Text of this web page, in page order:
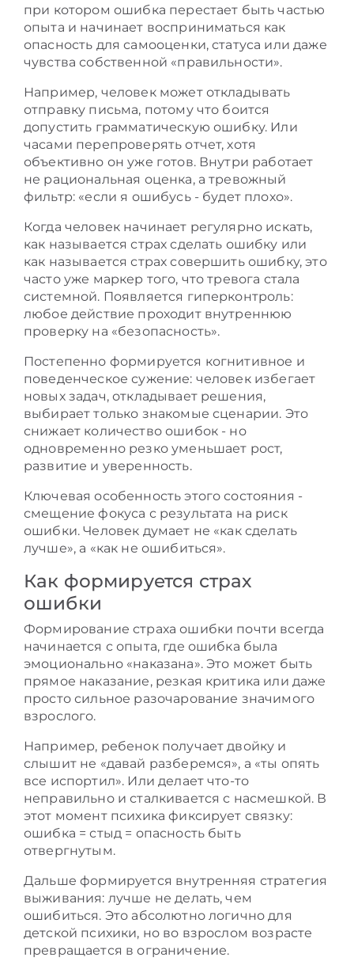
при котором ошибка перестает быть частью
опыта и начинает восприниматься как
опасность для самооценки, статуса или даже
чувства собственной «правильности».
Например, человек может откладывать
отправку письма, потому что боится
допустить грамматическую ошибку. Или
часами перепроверять отчет, хотя
объективно он уже готов. Внутри работает
не рациональная оценка, а тревожный
фильтр: «если я ошибусь - будет плохо».
Когда человек начинает регулярно искать,
как называется страх сделать ошибку или
как называется страх совершить ошибку, это
часто уже маркер того, что тревога стала
системной. Появляется гиперконтроль:
любое действие проходит внутреннюю
проверку на «безопасность».
Постепенно формируется когнитивное и
поведенческое сужение: человек избегает
новых задач, откладывает решения,
выбирает только знакомые сценарии. Это
снижает количество ошибок - но
одновременно резко уменьшает рост,
развитие и уверенность.
Ключевая особенность этого состояния -
смещение фокуса с результата на риск
ошибки. Человек думает не «как сделать
лучше», а «как не ошибиться».
Как формируется страх
ошибки
Формирование страха ошибки почти всегда
начинается с опыта, где ошибка была
эмоционально «наказана». Это может быть
прямое наказание, резкая критика или даже
просто сильное разочарование значимого
взрослого.
Например, ребенок получает двойку и
слышит не «давай разберемся», а «ты опять
все испортил». Или делает что-то
неправильно и сталкивается с насмешкой. В
этот момент психика фиксирует связку:
ошибка = стыд = опасность быть
отвергнутым.
Дальше формируется внутренняя стратегия
выживания: лучше не делать, чем
ошибиться. Это абсолютно логично для
детской психики, но во взрослом возрасте
превращается в ограничение.